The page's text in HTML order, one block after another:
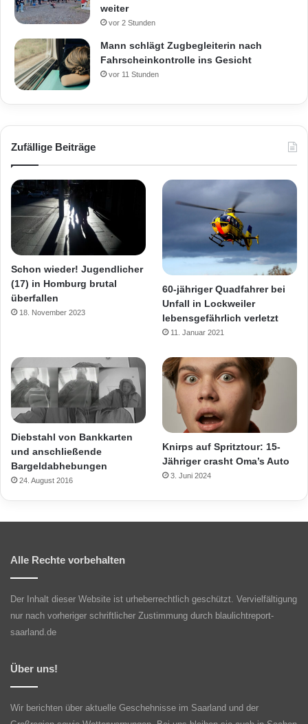
weiter
vor 2 Stunden
Mann schlägt Zugbegleiterin nach
Fahrscheinkontrolle ins Gesicht
vor 11 Stunden
Zufällige Beiträge
Schon wieder! Jugendlicher
(17) in Homburg brutal
überfallen
18. November 2023
60-jähriger Quadfahrer bei
Unfall in Lockweiler
lebensgefährlich verletzt
11. Januar 2021
Diebstahl von Bankkarten
und anschließende
Bargeldabhebungen
24. August 2016
Knirps auf Spritztour: 15-
Jähriger crasht Oma’s Auto
3. Juni 2024
Alle Rechte vorbehalten
Der Inhalt dieser Website ist urheberrechtlich geschützt. Vervielfältigung
nur nach vorheriger schriftlicher Zustimmung durch blaulichtreport-
saarland.de
Über uns!
Wir berichten über aktuelle Geschehnisse im Saarland und der